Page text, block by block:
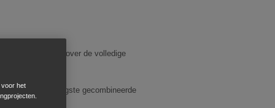
bieden over de volledige
met de hoogste gecombineerde
voor het